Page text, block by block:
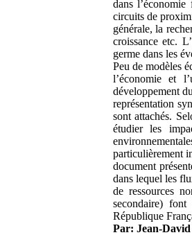
dans
circuits de
générale, la
croissance etc.
germe dans les
Peu de modèles
l’économie et
développement
représentation
sont attachés.
étudier les
particulièrement
document
dans lequel les
de ressources
secondaire)
République
Par: Jean-